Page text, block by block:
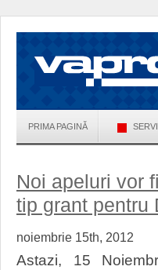
PRIMA PAGINĂ
Noi apeluri vor
tip grant pentru
noiembrie 15th, 2012
Astazi, 15